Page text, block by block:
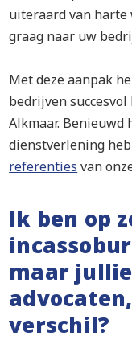
uiteraard van harte
graag naar uw
Met deze aanpak
bedrijven
Alkmaar. Benieuwd
dienstverlening
referenties van
Ik ben op
maar
verschil?